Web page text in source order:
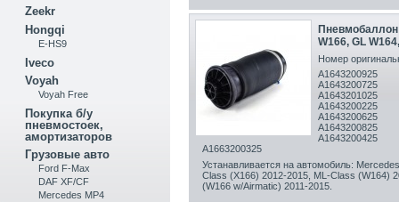
Zeekr
Hongqi
E-HS9
Iveco
Voyah
Voyah Free
Покупка б/у
пневмостоек,
амортизаторов
Грузовые авто
Ford F-Max
DAF XF/CF
Mercedes MP4
Пневмобаллон
W166, GL
Номер
A1643200925
A1643200725
A1643201025
A1643200225
A1643200625
A1643200825
A1643200425
A1663200325
Устанавливается на автомобиль:
Class (X166) 2012-2015, ML-Class (W164)
(W166 w/Airmatic) 2011-2015.